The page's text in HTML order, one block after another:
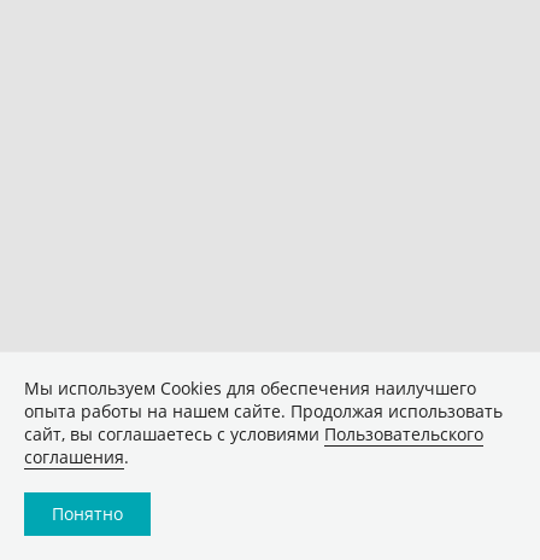
Мы используем Сookies для обеспечения наилучшего
опыта работы на нашем сайте. Продолжая использовать
сайт, вы соглашаетесь с условиями Пользовательского
соглашения.
Понятно